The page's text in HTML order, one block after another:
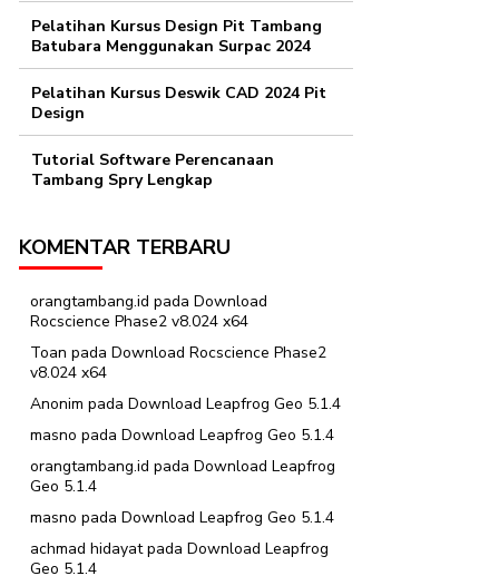
Pelatihan Kursus Design Pit Tambang
Batubara Menggunakan Surpac 2024
Pelatihan Kursus Deswik CAD 2024 Pit
Design
Tutorial Software Perencanaan
Tambang Spry Lengkap
KOMENTAR TERBARU
orangtambang.id pada Download
Rocscience Phase2 v8.024 x64
Toan pada Download Rocscience Phase2
v8.024 x64
Anonim pada Download Leapfrog Geo 5.1.4
masno pada Download Leapfrog Geo 5.1.4
orangtambang.id pada Download Leapfrog
Geo 5.1.4
masno pada Download Leapfrog Geo 5.1.4
achmad hidayatpada Download Leapfrog
Geo 5.1.4